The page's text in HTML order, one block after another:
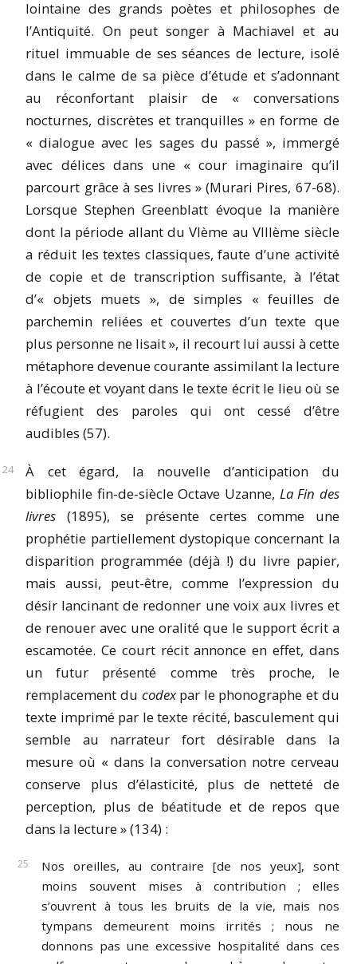
lointaine des grands poètes et philosophes de
l’Antiquité. On peut songer à Machiavel et au
rituel immuable de ses séances de lecture, isolé
dans le calme de sa pièce d’étude et s’adonnant
au réconfortant plaisir de « conversations
nocturnes, discrètes et tranquilles » en forme de
« dialogue avec les sages du passé », immergé
avec délices dans une « cour imaginaire qu’il
parcourt grâce à ses livres » (Murari Pires, 67-68).
Lorsque Stephen Greenblatt évoque la manière
dont la période allant du VIème au VIIIème siècle
a réduit les textes classiques, faute d’une activité
de copie et de transcription suffisante, à l’état
d’« objets muets », de simples « feuilles de
parchemin reliées et couvertes d’un texte que
plus personne ne lisait », il recourt lui aussi à cette
métaphore devenue courante assimilant la lecture
à l’écoute et voyant dans le texte écrit le lieu où se
réfugient des paroles qui ont cessé d’être
audibles (57).
À cet égard, la nouvelle d’anticipation du
bibliophile fin-de-siècle Octave Uzanne, La Fin des
livres (1895), se présente certes comme une
prophétie partiellement dystopique concernant la
disparition programmée (déjà !) du livre papier,
mais aussi, peut-être, comme l’expression du
désir lancinant de redonner une voix aux livres et
de renouer avec une oralité que le support écrit a
escamotée. Ce court récit annonce en effet, dans
un futur présenté comme très proche, le
remplacement du codexpar le phonographe et du
texte imprimé par le texte récité, basculement qui
semble au narrateur fort désirable dans la
mesure où « dans la conversation notre cerveau
conserve plus d’élasticité, plus de netteté de
perception, plus de béatitude et de repos que
dans la lecture » (134) :
Nos oreilles, au contraire [de nos yeux], sont
moins souvent mises à contribution ; elles
s’ouvrent à tous les bruits de la vie, mais nos
tympans demeurent moins irrités ; nous ne
donnons pas une excessive hospitalité dans ces